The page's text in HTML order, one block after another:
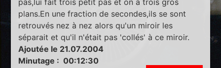
pas,lui fait trois petit pas et on a trois gros
plans.En une fraction de secondes,ils se sont
retrouvés nez à nez alors qu'un miroir les
séparait et qu'il n'était pas 'collés' à ce miroir.
Ajoutée le 21.07.2004
Minutage : 00:12:30